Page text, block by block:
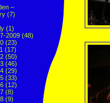
–
(7)
(1)
2009 (48)
(23)
(17)
(50)
(46)
(29)
(33)
(12)
(8)
(9)